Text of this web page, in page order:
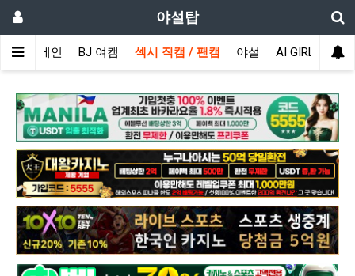
야설탑
메인 BJ 여캠 섹시 직캠 / 팬캠 야설 AI GIRL